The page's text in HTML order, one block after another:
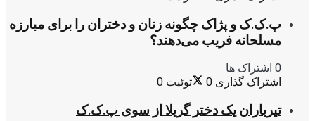
پ.ک.ک و پژاک چگونه زنان و دختران را برای مبارزه
مسلحانه فریب می‌دهند؟
0 اشتراک ها
اشتراک گذاری 0 توئیت 0
تیرباران یک دختر گریلا از سوی پ.ک.ک